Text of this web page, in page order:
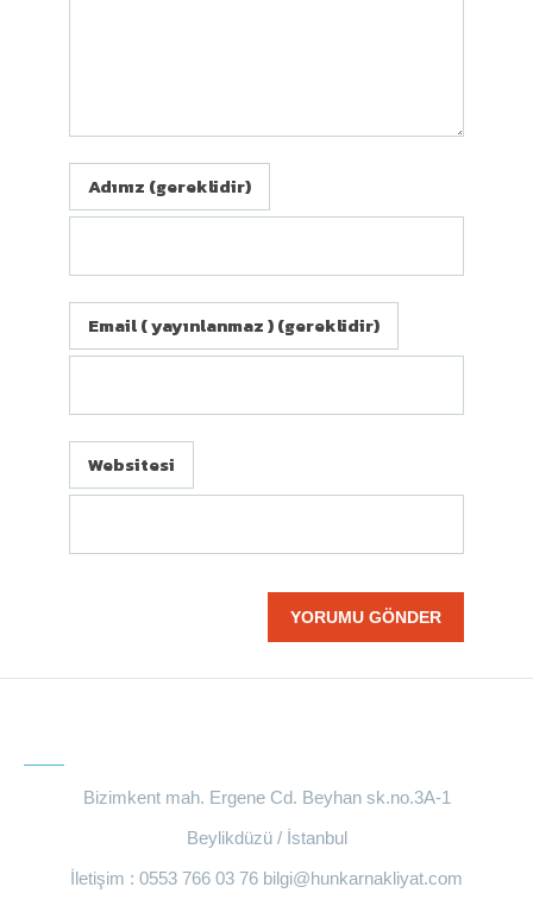
Adınız (gereklidir)
Email ( yayınlanmaz ) (gereklidir)
Websitesi
Bizimkent mah. Ergene Cd. Beyhan sk.no.3A-1
Beylikdüzü / İstanbul
İletişim : 0553 766 03 76 bilgi@hunkarnakliyat.com